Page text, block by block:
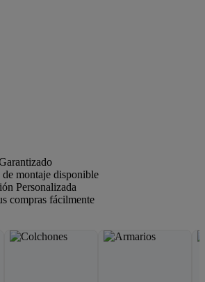
montaje disponible
Personalizada
compras fácilmente